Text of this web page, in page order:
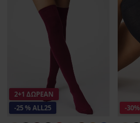
2+1 ΔΩΡΕΑΝ
-25 % ALL25
-30%